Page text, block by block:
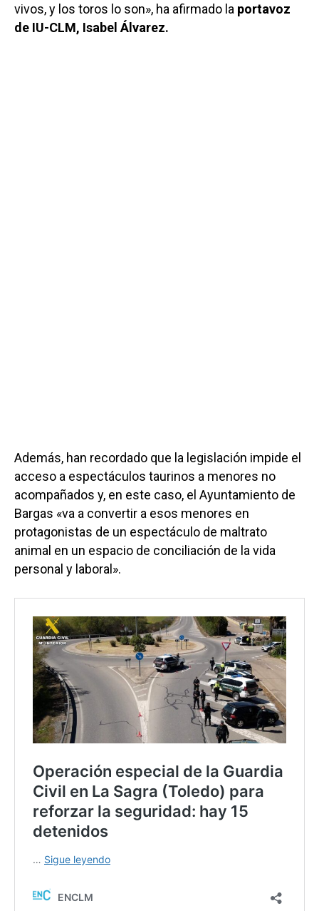
vivos, y los toros lo son», ha afirmado la portavoz
de IU-CLM, Isabel Álvarez.
Además, han recordado que la legislación impide el
acceso a espectáculos taurinos a menores no
acompañados y, en este caso, el Ayuntamiento de
Bargas «va a convertir a esos menores en
protagonistas de un espectáculo de maltrato
animal en un espacio de conciliación de la vida
personal y laboral».